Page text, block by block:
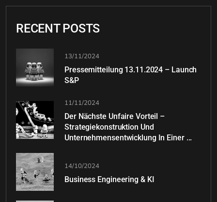
RECENT POSTS
13/11/2024
Pressemitteilung 13.11.2024 – Launch
S&P
11/11/2024
Der Nächste Unfaire Vorteil –
Strategiekonstruktion Und
Unternehmensentwicklung In Einer ...
14/10/2024
Business Engineering & KI